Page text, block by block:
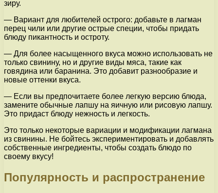
зиру.
— Вариант для любителей острого: добавьте в лагман
перец чили или другие острые специи, чтобы придать
блюду пикантность и остроту.
— Для более насыщенного вкуса можно использовать не
только свинину, но и другие виды мяса, такие как
говядина или баранина. Это добавит разнообразие и
новые оттенки вкуса.
— Если вы предпочитаете более легкую версию блюда,
замените обычные лапшу на яичную или рисовую лапшу.
Это придаст блюду нежность и легкость.
Это только некоторые вариации и модификации лагмана
из свинины. Не бойтесь экспериментировать и добавлять
собственные ингредиенты, чтобы создать блюдо по
своему вкусу!
Популярность и распространение